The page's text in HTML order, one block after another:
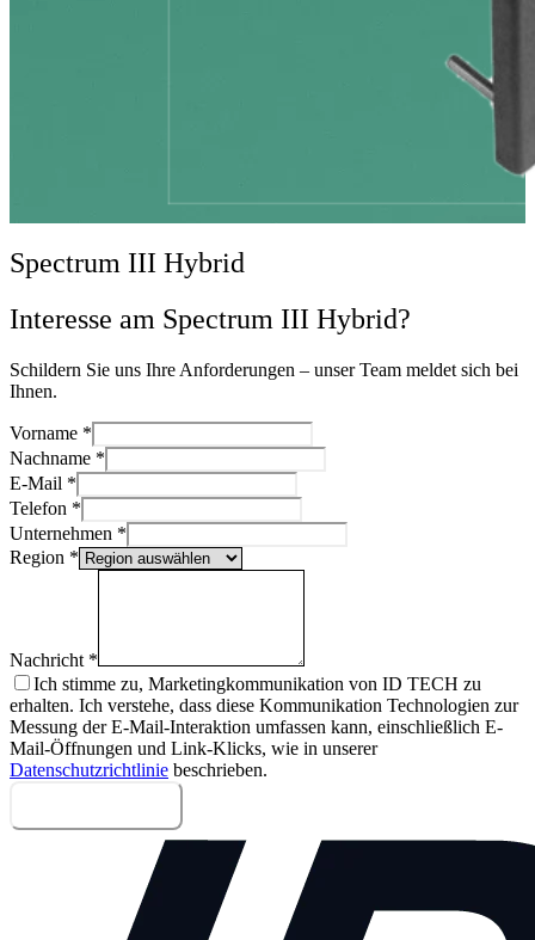
Spectrum III Hybrid
Interesse am Spectrum III Hybrid?
Schildern Sie uns Ihre Anforderungen – unser Team meldet sich bei
Ihnen.
Vorname *
Nachname *
E-Mail *
Telefon *
Unternehmen *
Region *
Nachricht *
Ich stimme zu, Marketingkommunikation von ID TECH zu
erhalten. Ich verstehe, dass diese Kommunikation Technologien zur
Messung der E-Mail-Interaktion umfassen kann, einschließlich E-
Mail-Öffnungen und Link-Klicks, wie in unserer
Datenschutzrichtlinie beschrieben.